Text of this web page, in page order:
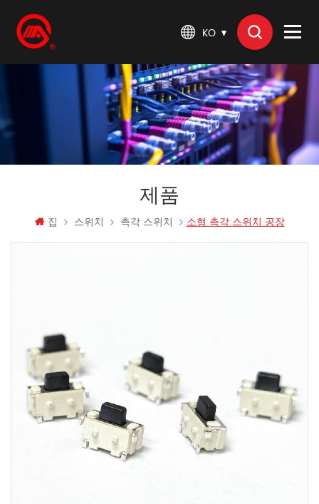
KO
제품
집 스위치 촉각 스위치 소형 촉각 스위치 공장